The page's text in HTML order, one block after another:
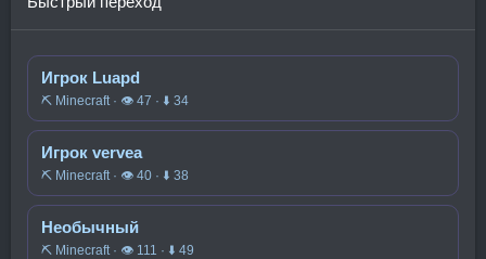
Игрок Luapd
⛏️ Minecraft · 👁 47 · ⬇ 34
Игрок vervea
⛏️ Minecraft · 👁 40 · ⬇ 38
Необычный
⛏️ Minecraft · 👁 111 · ⬇ 49